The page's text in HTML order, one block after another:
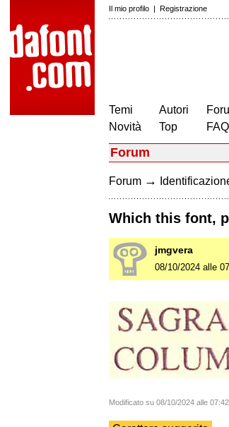
Il mio profilo | Registrazione
Temi
Novità
Autori
Top
FAQ
Forum
Forum →
Which this font,
jmgvera
08/10/2024 alle
Modificato su 08/10/2024 alle